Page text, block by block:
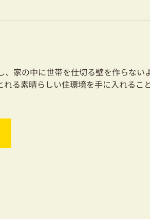
家の中に世帯を仕切る壁を作らない
る素晴らしい住環境を手に入れるこ